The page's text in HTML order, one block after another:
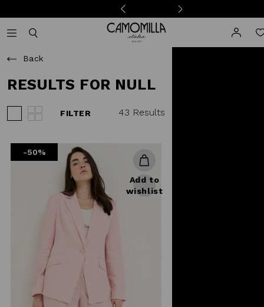
Camomilla Italia®
Back
RESULTS FOR NULL
FILTER 43 Results
-50%
Add to
wishlist